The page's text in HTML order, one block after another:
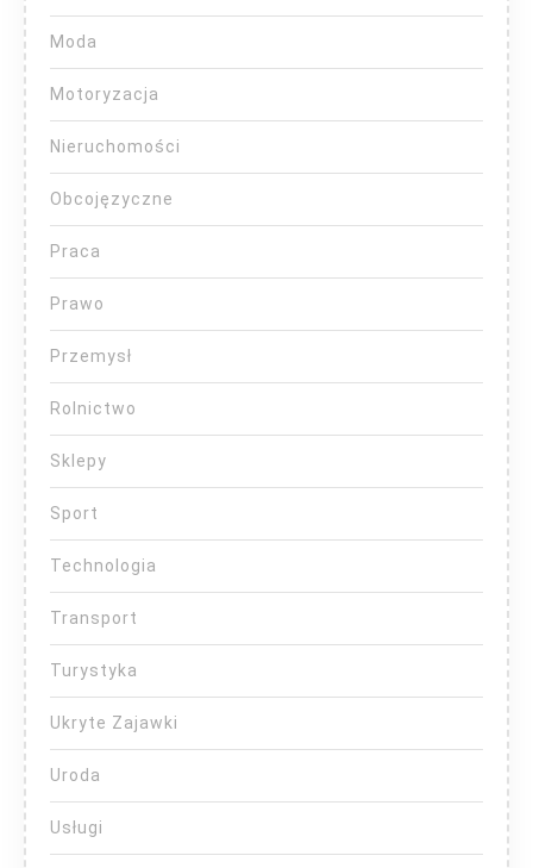
Moda
Motoryzacja
Nieruchomości
Obcojęzyczne
Praca
Prawo
Przemysł
Rolnictwo
Sklepy
Sport
Technologia
Transport
Turystyka
Ukryte Zajawki
Uroda
Usługi